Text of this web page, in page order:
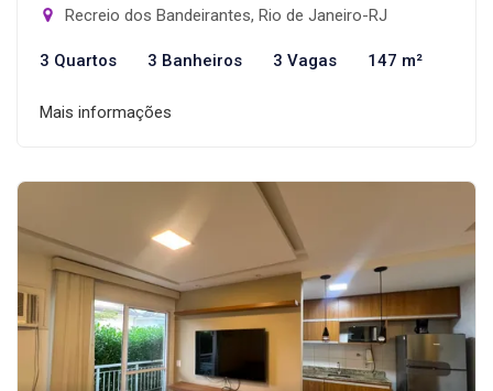
Recreio dos Bandeirantes, Rio de Janeiro-RJ
3 Quartos 3 Banheiros 3 Vagas 147 m²
Mais informações